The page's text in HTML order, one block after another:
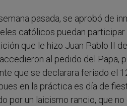
pasada, se aprobó de
católicos puedan
que le hizo Juan Pablo II
al pedido del Papa,
que se declarara feriado el
en la práctica es día de
por un laicismo rancio, que